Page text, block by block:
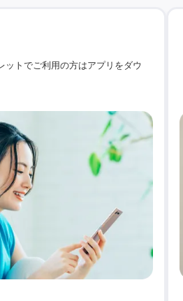
ットでご利用の方はアプリをダウ